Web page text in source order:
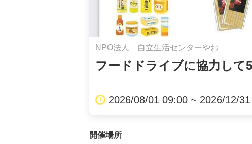
NPO法人 自立生活センターやお
フードドライブに協力して
2026/08/01 09:00 ~ 2026/12/
開催場所